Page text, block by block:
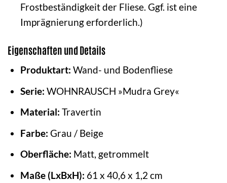
Frostbeständigkeit der Fliese. Ggf. ist eine
Imprägnierung erforderlich.)
Eigenschaften und Details
Produktart: Wand- und Bodenfliese
Serie: WOHNRAUSCH »Mudra Grey«
Material: Travertin
Farbe: Grau / Beige
Oberfläche: Matt, getrommelt
Maße (LxBxH): 61 x 40,6 x 1,2 cm